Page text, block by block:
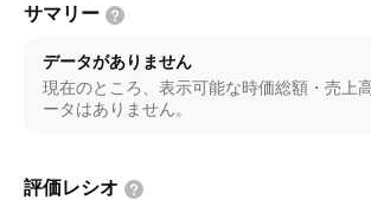
サマリー
データがありません
現在のところ、表示可能な時価総額・売上
ータはありません。
評価レシオ